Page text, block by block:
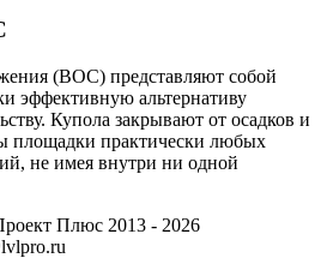
(ВОС) представляют собой
эффективную альтернативу
Купола закрывают от осадков и
площадки практически любых
не имея внутри ни одной
Плюс 2013 - 2026